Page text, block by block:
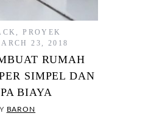
,PROYEK
23, 2018
RUMAH
SIMPEL DAN
BIAYA
BARON